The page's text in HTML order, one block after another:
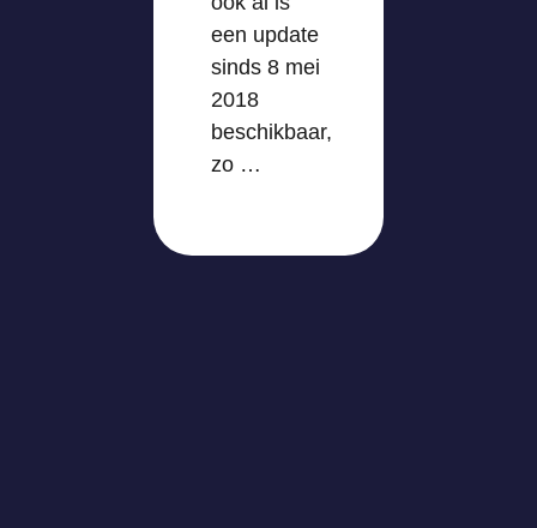
een update
sinds 8 mei
2018
beschikbaar,
zo …